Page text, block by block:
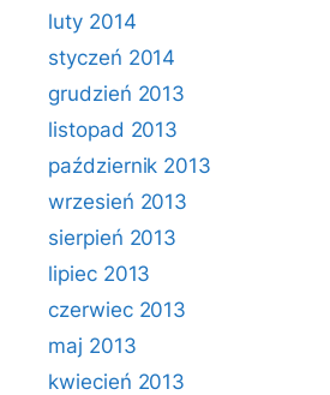
luty 2014
styczeń 2014
grudzień 2013
listopad 2013
październik 2013
wrzesień 2013
sierpień 2013
lipiec 2013
czerwiec 2013
maj 2013
kwiecień 2013